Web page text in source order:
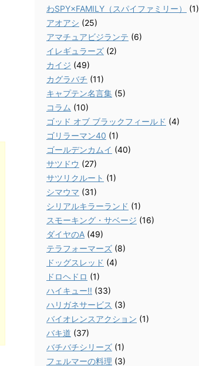
わSPY×FAMILY（スパイファミリー）
(1)
アオアシ (25)
アマチュアビジランテ (6)
イレギュラーズ (2)
カイジ (49)
カグラバチ (11)
キャプテン名言集 (5)
コラム (10)
ゴッド オブ ブラックフィールド (4)
ゴリラーマン40 (1)
ゴールデンカムイ (40)
サツドウ (27)
サツリクルート (1)
シマウマ (31)
シリアルキラーランド (1)
スモーキング・サベージ (16)
ダイヤのA (49)
テラフォーマーズ (8)
ドッグスレッド (4)
ドロヘドロ (1)
ハイキュー!! (33)
ハリガネサービス (3)
バイオレンスアクション (1)
バキ道 (37)
バチバチシリーズ (1)
フェルマーの料理 (3)